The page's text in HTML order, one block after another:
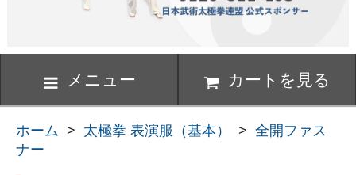
メニュー カートを見る
ホーム > 太極拳 表演服（基本） > 全開ファス
ナー